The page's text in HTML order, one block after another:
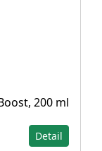
200 ml
Detail